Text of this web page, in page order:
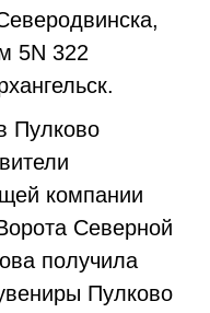
5N 322
Пулково
компании
Северной
получила
Пулково